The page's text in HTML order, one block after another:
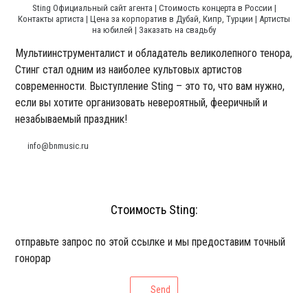
Sting Официальный сайт агента | Стоимость концерта в России |
Контакты артиста | Цена за корпоратив в Дубай, Кипр, Турции | Артисты
на юбилей | Заказать на свадьбу
Мультиинструменталист и обладатель великолепного тенора,
Стинг стал одним из наиболее культовых артистов
современности. Выступление Sting – это то, что вам нужно,
если вы хотите организовать невероятный, фееричный и
незабываемый праздник!
info@bnmusic.ru
Стоимость Sting:
отправьте запрос по этой ссылке и мы предоставим точный
гонорар
Send